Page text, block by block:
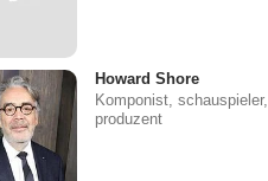
Howard Shore
Komponist, schauspieler,
produzent